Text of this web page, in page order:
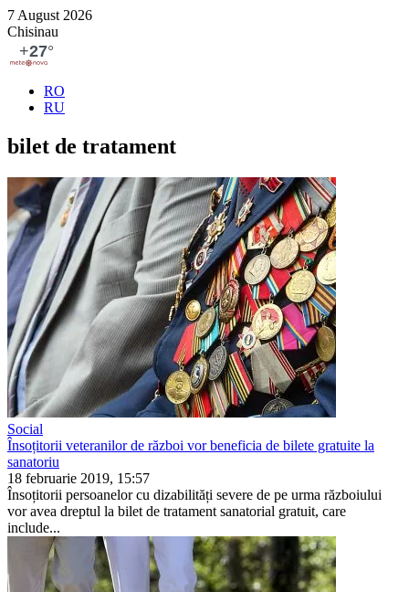
7 August 2026
Chisinau
RO
RU
bilet de tratament
Social
Însoțitorii veteranilor de război vor beneficia de bilete gratuite la
sanatoriu
18 februarie 2019, 15:57
Însoțitorii persoanelor cu dizabilități severe de pe urma războiului
vor avea dreptul la bilet de tratament sanatorial gratuit, care
include...